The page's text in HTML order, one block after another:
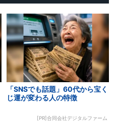
「SNSでも話題」60代から宝く
じ運が変わる人の特徴
[PR]合同会社デジタルファーム